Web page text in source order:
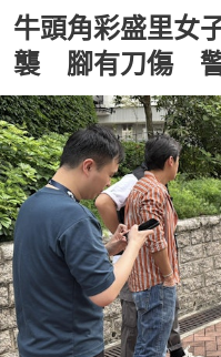
牛頭角彩盛里女
襲 腳有刀傷 警